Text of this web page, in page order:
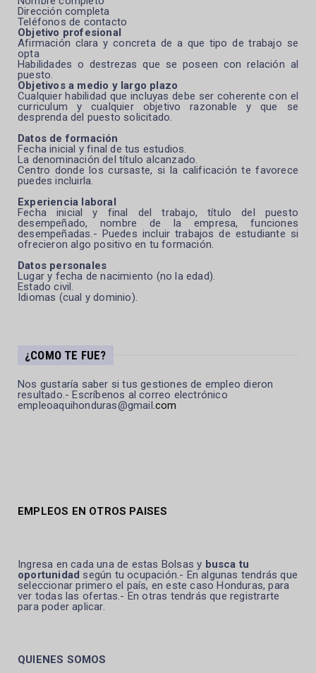
Dirección completa
Teléfonos de contacto
Objetivo profesional
Afirmación clara y concreta de a que tipo de trabajo se
opta
Habilidades o destrezas que se poseen con relación al
puesto.
Objetivos a medio y largo plazo
Cualquier habilidad que incluyas debe ser coherente con el
curriculum y cualquier objetivo razonable y que se
desprenda del puesto solicitado.
Datos de formación
Fecha inicial y final de tus estudios.
La denominación del título alcanzado.
Centro donde los cursaste, si la calificación te favorece
puedes incluirla.
Experiencia laboral
Fecha inicial y final del trabajo, título del puesto
desempeñado, nombre de la empresa, funciones
desempeñadas.- Puedes incluir trabajos de estudiante si
ofrecieron algo positivo en tu formación.
Datos personales
Lugar y fecha de nacimiento (no la edad).
Estado civil.
Idiomas (cual y dominio).
¿COMO TE FUE?
Nos gustaría saber si tus gestiones de empleo dieron
resultado.- Escríbenos al correo electrónico
empleoaquihonduras@gmail.com
EMPLEOS EN OTROS PAISES
Ingresa en cada una de estas Bolsas y busca tu
oportunidad según tu ocupación.- En algunas tendrás que
seleccionar primero el país, en este caso Honduras, para
ver todas las ofertas.- En otras tendrás que registrarte
para poder aplicar.
QUIENES SOMOS